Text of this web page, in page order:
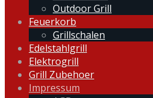
Outdoor Grill
Feuerkorb
Grillschalen
Edelstahlgrill
Elektrogrill
Grill Zubehoer
Impressum